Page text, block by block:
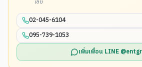
เลย
02-045-6104
095-739-1053
เพิ่มเพื่อน LINE